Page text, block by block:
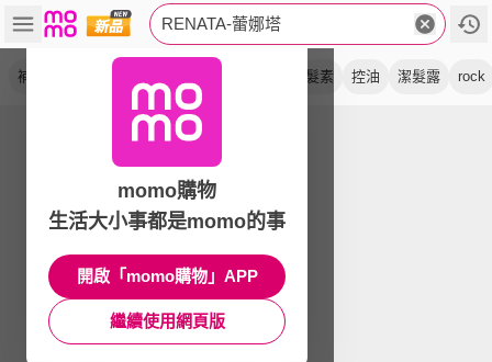
RENATA-蕾娜塔
補色劑 護髮素 控油 潔髮露 rock
momo購物
生活大小事都是momo的事
開啟「momo購物」APP
繼續使用網頁版